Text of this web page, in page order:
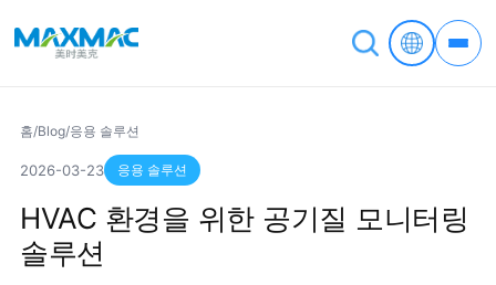
홈/Blog/응용 솔루션
2026-03-23 응용 솔루션
HVAC 환경을 위한 공기질 모니터링
솔루션